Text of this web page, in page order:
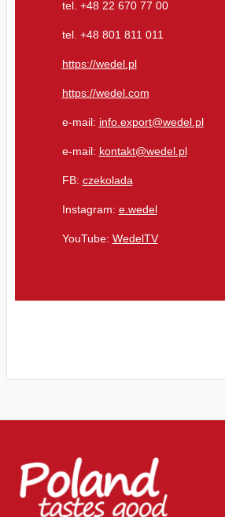
tel. +48 22 670 77 00
tel. +48 801 811 011
https://wedel.pl
https://wedel.com
e-mail: info.export@wedel.pl
e-mail: kontakt@wedel.pl
FB: czekolada
Instagram: e.wedel
YouTube: WedelTV